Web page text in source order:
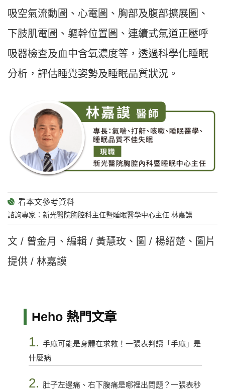
吸空氣流動圖、心電圖、胸部及腹部擴展圖、
下肢肌電圖、軀幹位置圖、連續式氣道正壓呼
吸器檢查及血中含氧濃度等，透過科學化睡眠
分析，評估睡覺姿勢及睡眠品質狀況。
諮詢專家：新光醫院胸腔科主任暨睡眠醫學中心主任 林嘉謨
文 / 曾金月、編輯 / 黃慧玫、圖 / 楊紹楚、圖片
提供 / 林嘉謨
Heho 熱門文章
1. 手麻可能是身體在求救！一張表判讀「手麻」是
什麼病
2. 肚子左邊痛、右下腹痛是哪裡出問題？一張表秒